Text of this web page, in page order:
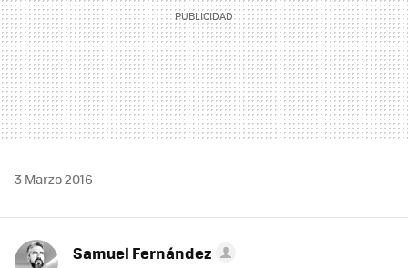
3 Marzo 2016
Samuel Fernández